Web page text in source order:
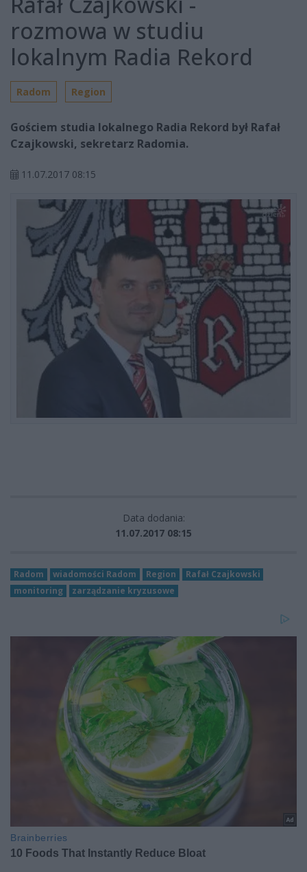
rozmowa w studiu
lokalnym Radia Rekord
Radom Region
Gościem studia lokalnego Radia Rekord był Rafał
Czajkowski, sekretarz Radomia.
11.07.2017 08:15
Data dodania:
11.07.2017 08:15
Radom wiadomości Radom Region
Rafał Czajkowski
monitoring
zarządzanie kryzusowe